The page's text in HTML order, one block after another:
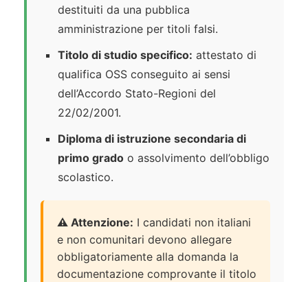
destituiti da una pubblica
amministrazione per titoli falsi.
Titolo di studio specifico: attestato di
qualifica OSS conseguito ai sensi
dell’Accordo Stato-Regioni del
22/02/2001.
Diploma di istruzione secondaria di
primo grado o assolvimento dell’obbligo
scolastico.
⚠️ Attenzione: I candidati non italiani
e non comunitari devono allegare
obbligatoriamente alla domanda la
documentazione comprovante il titolo